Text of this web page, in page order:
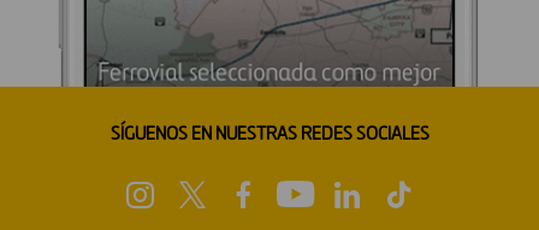
SÍGUENOS EN NUESTRAS REDES SOCIALES